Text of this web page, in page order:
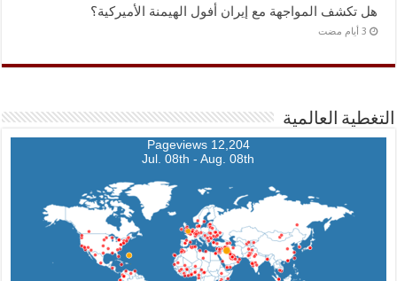
هل تكشف المواجهة مع إيران أفول الهيمنة الأميركية؟
التغطية العالمية
12,204 Pageviews
Jul. 08th - Aug. 08th